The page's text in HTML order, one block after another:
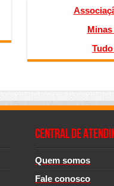
CENTRAL DE
Quem somos
Fale conosco